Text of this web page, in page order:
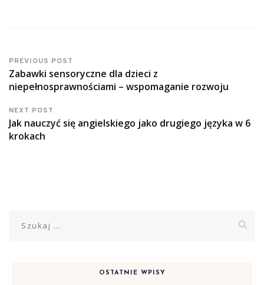
PREVIOUS POST
Zabawki sensoryczne dla dzieci z
niepełnosprawnościami – wspomaganie rozwoju
NEXT POST
Jak nauczyć się angielskiego jako drugiego języka w 6
krokach
OSTATNIE WPISY